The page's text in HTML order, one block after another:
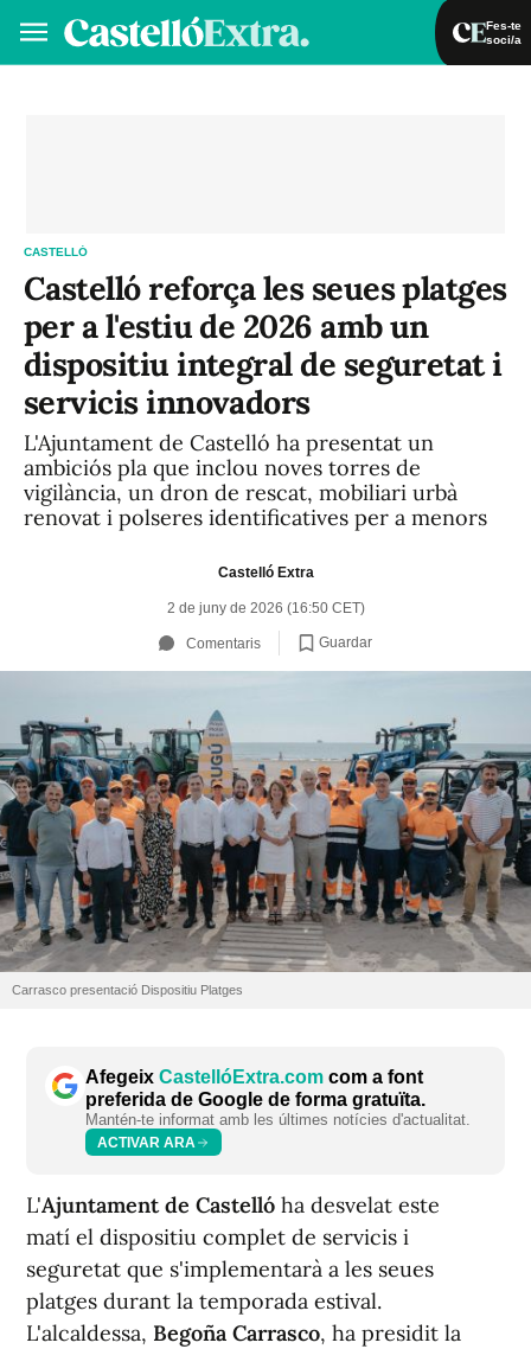
Fes-te
soci/a
CASTELLÓ
Castelló reforça les seues platges
per a l'estiu de 2026 amb un
dispositiu integral de seguretat i
servicis innovadors
L'Ajuntament de Castelló ha presentat un
ambiciós pla que inclou noves torres de
vigilància, un dron de rescat, mobiliari urbà
renovat i polseres identificatives per a menors
Castelló Extra
2 de juny de 2026 (16:50 CET)
Comentaris Guardar
Carrasco presentació Dispositiu Platges
Afegeix CastellóExtra.com com a font
preferida de Google de forma gratuïta.
Mantén-te informat amb les últimes notícies d'actualitat.
ACTIVAR ARA
L'Ajuntament de Castelló ha desvelat este
matí el dispositiu complet de servicis i
seguretat que s'implementarà a les seues
platges durant la temporada estival.
L'alcaldessa, Begoña Carrasco, ha presidit la